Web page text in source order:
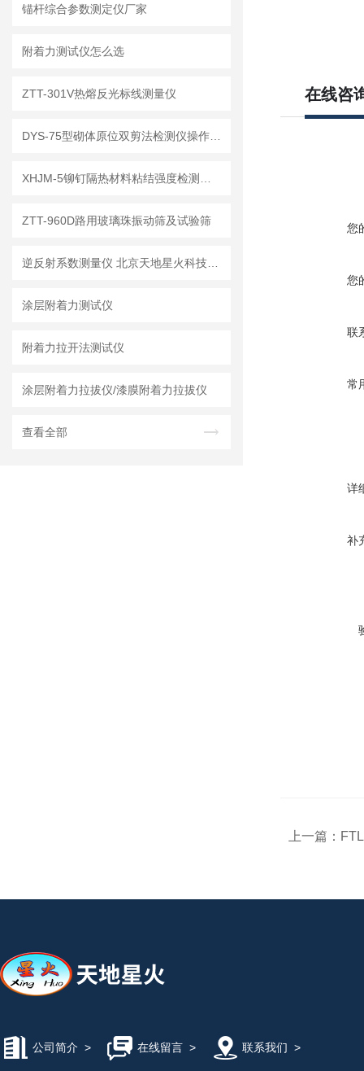
锚杆综合参数测定仪厂家
附着力测试仪怎么选
ZTT-301V热熔反光标线测量仪
ZTT-960D路用玻璃珠振动筛及试验筛
涂层附着力测试仪
附着力拉开法测试仪
涂层附着力拉拔仪/漆膜附着力拉拔仪
查看全部
在线咨
您
您
联
常
详
补
上一篇：
公司简介 > 在线留言> 联系我们 >